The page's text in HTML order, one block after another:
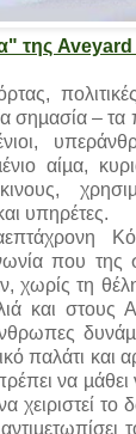
της
σηµασία – τα
αίµα,
υπηρέτες.
που της
χωρίς τη
και στους
παλάτι και
να µάθει
χειριστεί